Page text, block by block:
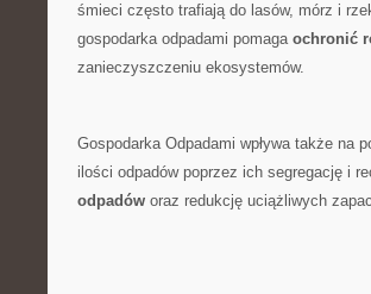
śmieci często trafiają do lasów,​ mórz⁣ i
gospodarka odpadami pomaga ochronić
zanieczyszczeniu ekosystemów.
Gospodarka Odpadami wpływa także na
ilości odpadów poprzez ich segregację i
odpadów oraz redukcję⁤ uciążliwych